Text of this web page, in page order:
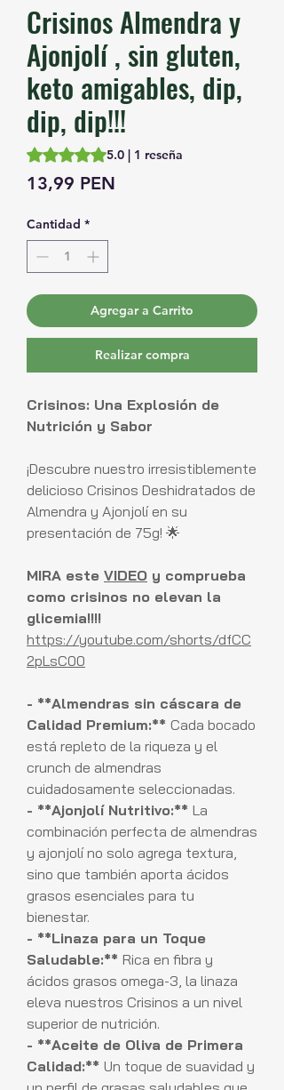
Crisinos Almendra y
Ajonjolí , sin gluten,
keto amigables, dip,
dip, dip!!!
Según 1 reseña, la calificación es de 5.0
5.0 | 1 reseña
13,99 PEN
Cantidad *
Agregar a Carrito
Realizar compra
Crisinos: Una Explosión de
Nutrición y Sabor
¡Descubre nuestro irresistiblemente
delicioso Crisinos Deshidratados de
Almendra y Ajonjolí en su
presentación de 75g! 🌟
MIRA este VIDEO y comprueba
como crisinos no elevan la
glicemia!!!!
https://youtube.com/shorts/dfCC
2pLsC00
- **Almendras sin cáscara de
Calidad Premium:** Cada bocado
está repleto de la riqueza y el
crunch de almendras
cuidadosamente seleccionadas.
- **Ajonjolí Nutritivo:** La
combinación perfecta de almendras
y ajonjolí no solo agrega textura,
sino que también aporta ácidos
grasos esenciales para tu
bienestar.
- **Linaza para un Toque
Saludable:** Rica en fibra y
ácidos grasos omega-3, la linaza
eleva nuestros Crisinos a un nivel
superior de nutrición.
- **Aceite de Oliva de Primera
Calidad:** Un toque de suavidad y